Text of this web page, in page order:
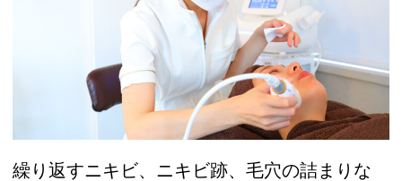
繰り返すニキビ、ニキビ跡、毛穴の詰まりな